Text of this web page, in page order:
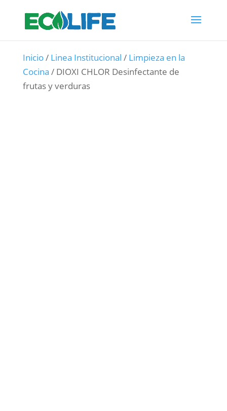
Inicio/ Linea Institucional / Limpieza en la
Cocina / DIOXI CHLOR Desinfectante de
frutas y verduras